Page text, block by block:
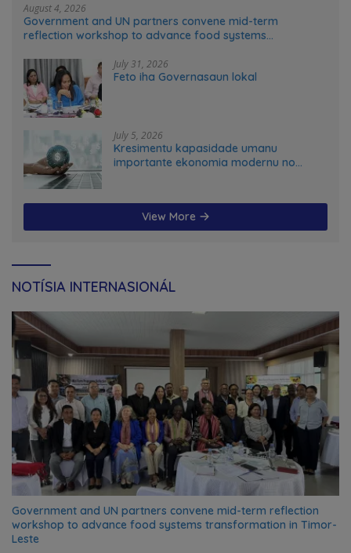
August 4, 2026
Government and UN partners convene mid-term
reflection workshop to advance food systems
July 31, 2026
Feto iha Governasaun lokal
July 5, 2026
Kresimentu kapasidade umanu
importante ekonomia modernu no
View More
NOTÍSIA INTERNASIONÁL
Government and UN partners convene mid-term reflection
workshop to advance food systems transformation in Timor-
Leste